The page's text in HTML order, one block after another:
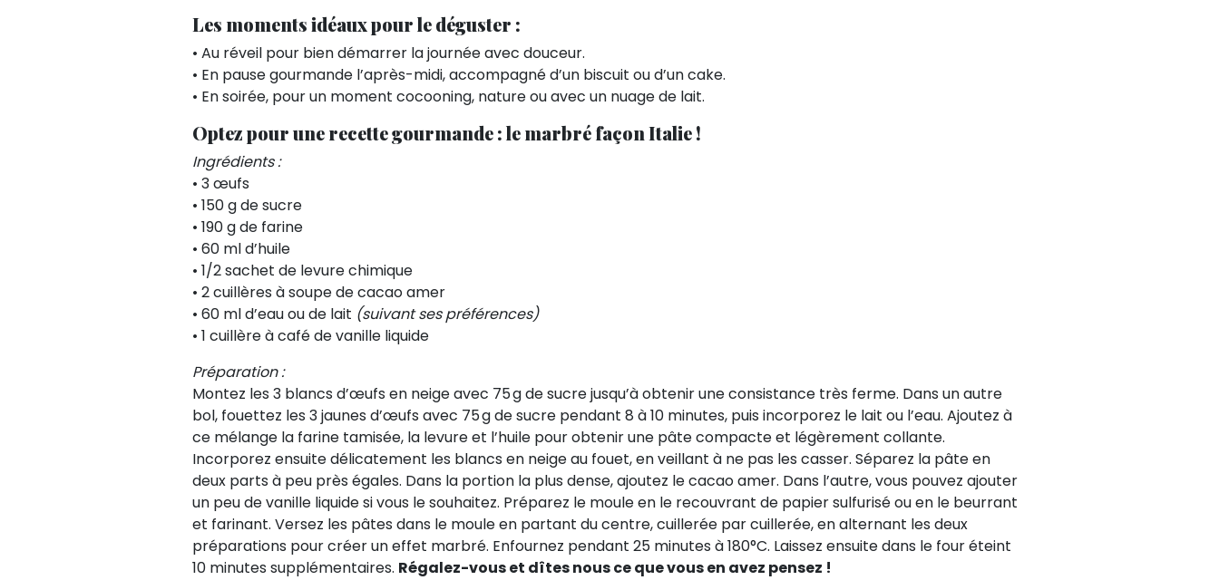
Les moments idéaux pour le déguster :
• Au réveil pour bien démarrer la journée avec douceur.
• En pause gourmande l’après-midi, accompagné d’un biscuit ou d’un cake.
• En soirée, pour un moment cocooning, nature ou avec un nuage de lait.
Optez pour une recette gourmande : le marbré façon Italie !
Ingrédients :
• 3 œufs
• 150 g de sucre
• 190 g de farine
• 60 ml d’huile
• 1/2 sachet de levure chimique
• 2 cuillères à soupe de cacao amer
• 60 ml d’eau ou de lait (suivant ses préférences)
• 1 cuillère à café de vanille liquide
Préparation :
Montez les 3 blancs d’œufs en neige avec 75 g de sucre jusqu’à obtenir une consistance très ferme. Dans un autre
bol, fouettez les 3 jaunes d’œufs avec 75 g de sucre pendant 8 à 10 minutes, puis incorporez le lait ou l’eau. Ajoutez à
ce mélange la farine tamisée, la levure et l’huile pour obtenir une pâte compacte et légèrement collante.
Incorporez ensuite délicatement les blancs en neige au fouet, en veillant à ne pas les casser. Séparez la pâte en
deux parts à peu près égales. Dans la portion la plus dense, ajoutez le cacao amer. Dans l’autre, vous pouvez ajouter
un peu de vanille liquide si vous le souhaitez. Préparez le moule en le recouvrant de papier sulfurisé ou en le beurrant
et farinant. Versez les pâtes dans le moule en partant du centre, cuillerée par cuillerée, en alternant les deux
préparations pour créer un effet marbré. Enfournez pendant 25 minutes à 180°C. Laissez ensuite dans le four éteint
10 minutes supplémentaires. Régalez-vous et dîtes nous ce que vous en avez pensez !